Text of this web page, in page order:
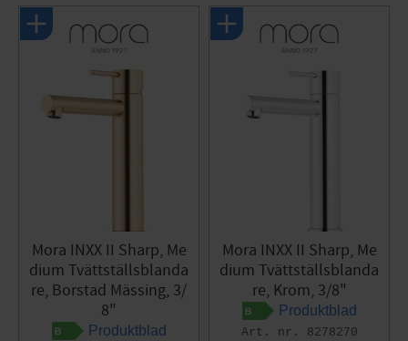
Mora INXX II Sharp, Me
dium Tvättställsblanda
re, Borstad Mässing, 3/
8"
Produktblad
Mora INXX II Sharp, Me
dium Tvättställsblanda
re, Krom, 3/8"
Produktblad
8278270